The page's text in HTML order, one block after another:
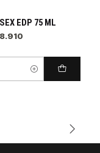
EDP 75 ML